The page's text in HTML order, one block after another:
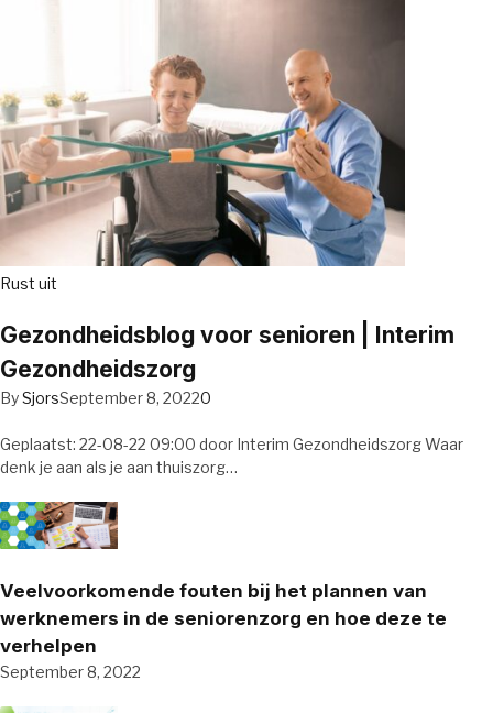
Rust uit
Gezondheidsblog voor senioren | Interim
Gezondheidszorg
BySjorsSeptember 8, 20220
Geplaatst: 22-08-22 09:00 door Interim Gezondheidszorg Waar
denk je aan als je aan thuiszorg…
Veelvoorkomende fouten bij het plannen van
werknemers in de seniorenzorg en hoe deze te
verhelpen
September 8, 2022